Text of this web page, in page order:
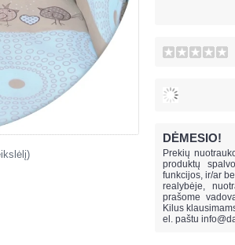
DĖMESIO!
Prekių
produktų
funkcijos, ir/ar
realybėje, n
prašome
Kilus
el. paštu